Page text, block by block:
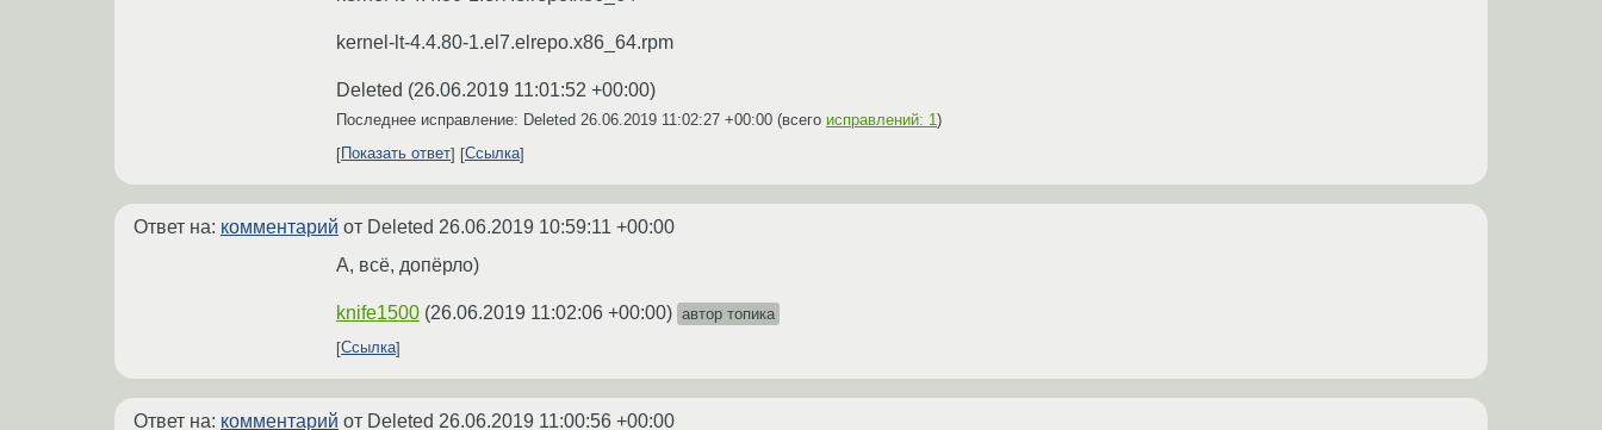
kernel-lt-4.4.80-1.el7.elrepo.x86_64.rpm
Deleted (26.06.2019 11:01:52 +00:00)
Последнее исправление: Deleted 26.06.2019 11:02:27 +00:00 (всего исправлений: 1 )
Показать ответ
Ссылка
Ответ на: комментарий от Deleted 26.06.2019 10:59:11 +00:00
А, всё, допёрло)
knife1500 (26.06.2019 11:02:06 +00:00) автор топика
Ссылка
Ответ на: комментарий от Deleted 26.06.2019 11:00:56 +00:00